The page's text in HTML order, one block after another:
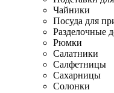
Чайники
Посуда для
Разделочные
Рюмки
Салатники
Салфетницы
Сахарницы
Солонки